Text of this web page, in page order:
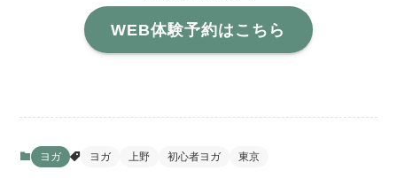
WEB体験予約はこちら
ヨガ ヨガ 上野 初心者ヨガ 東京